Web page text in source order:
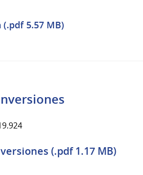
5.57 MB)
(.pdf 1.17 MB)